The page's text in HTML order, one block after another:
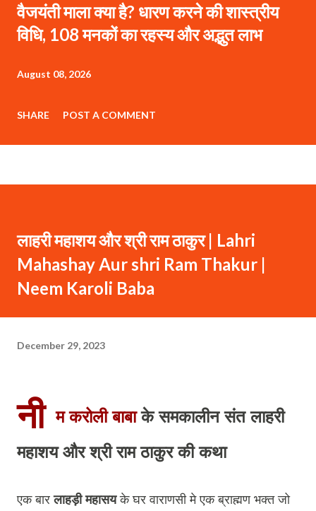
वैजयंती माला क्या है? धारण करने की शास्त्रीय
विधि, 108 मनकों का रहस्य और अद्भुत लाभ
August 08, 2026
SHARE POST A COMMENT
लाहरी महाशय और श्री राम ठाकुर | Lahri
Mahashay Aur shri Ram Thakur |
Neem Karoli Baba
December 29, 2023
नी म करोली बाबाके समकालीन संत लाहरी
महाशय और श्री राम ठाकुर की कथा
एक बारलाहड़ी महासयके घर वाराणसी मे एक ब्राह्मण भक्त जो